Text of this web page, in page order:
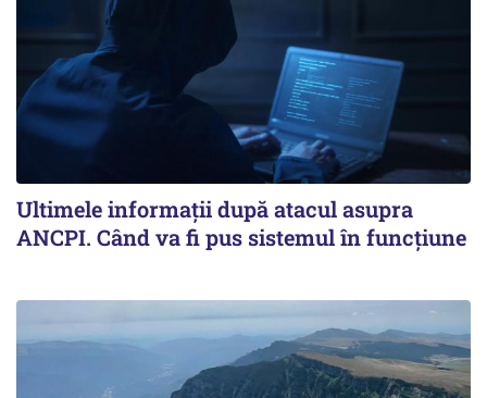
Ultimele informații după atacul asupra
ANCPI. Când va fi pus sistemul în funcțiune